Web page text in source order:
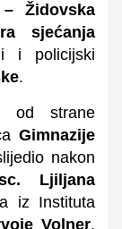
Židovska
sjećanja
i policijski
.
od strane
Gimnazije
nakon
Ljiljana
iz Instituta
Volner,